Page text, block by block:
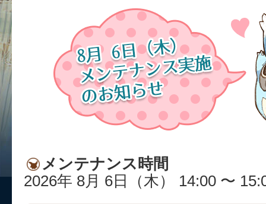
メンテナンス時間
2026年 8月 6日（木） 14:00 〜